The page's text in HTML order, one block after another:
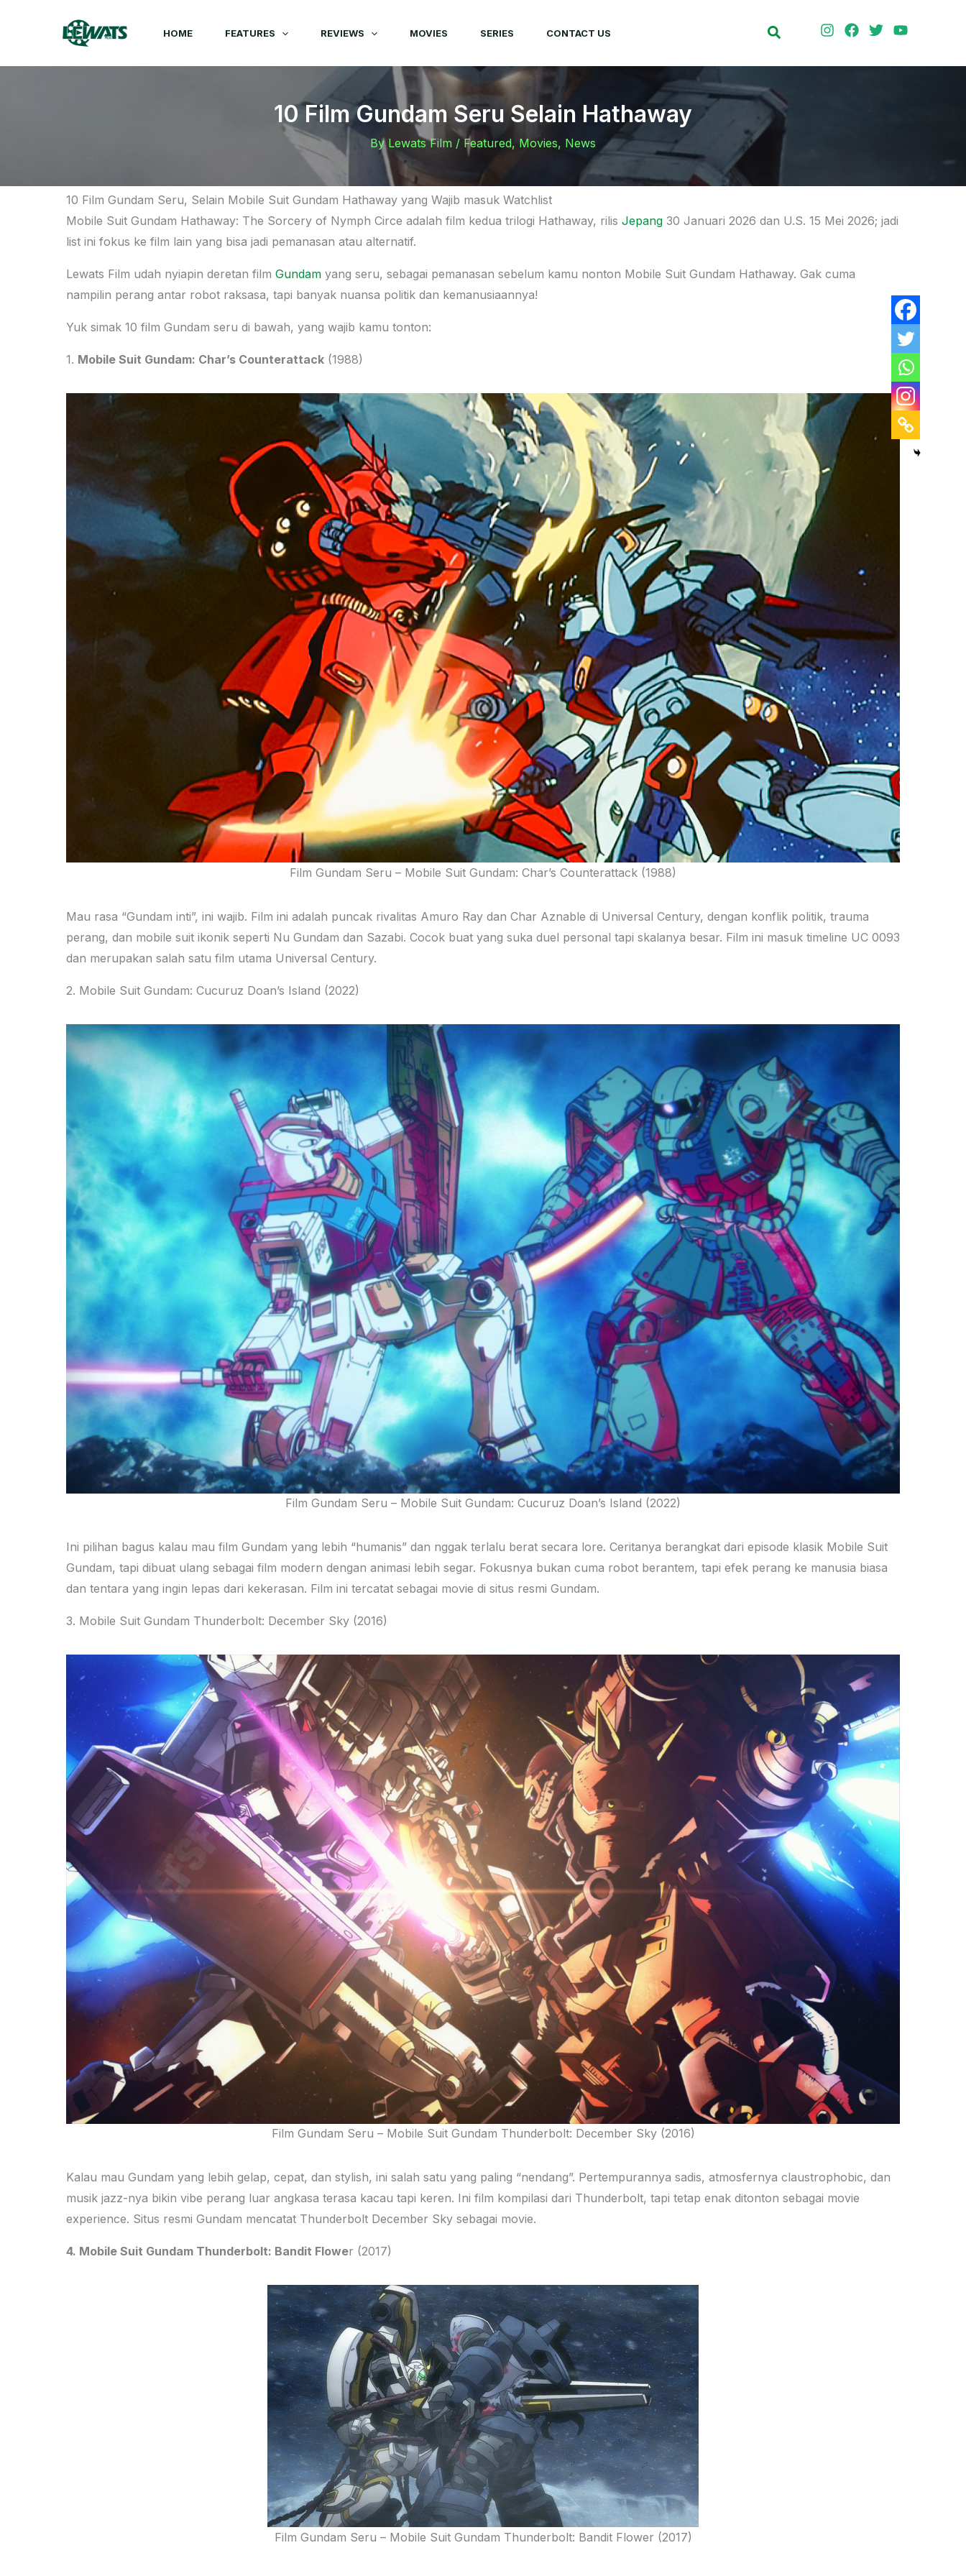
HOME FEATURES REVIEWS MOVIES SERIES CONTACT US Search
10 Film Gundam Seru Selain Hathaway
ByLewats Film / Featured, Movies, News
10 Film Gundam Seru, Selain Mobile Suit Gundam Hathaway yang Wajib masuk Watchlist
Mobile Suit Gundam Hathaway: The Sorcery of Nymph Circe adalah film kedua trilogi Hathaway, rilis Jepang 30 Januari 2026 dan U.S. 15 Mei 2026; jadi
list ini fokus ke film lain yang bisa jadi pemanasan atau alternatif.
Lewats Film udah nyiapin deretan film Gundam yang seru, sebagai pemanasan sebelum kamu nonton Mobile Suit Gundam Hathaway. Gak cuma
nampilin perang antar robot raksasa, tapi banyak nuansa politik dan kemanusiaannya!
Yuk simak 10 film Gundam seru di bawah, yang wajib kamu tonton:
1. Mobile Suit Gundam: Char’s Counterattack (1988)
Film Gundam Seru – Mobile Suit Gundam: Char’s Counterattack (1988)
Mau rasa “Gundam inti”, ini wajib. Film ini adalah puncak rivalitas Amuro Ray dan Char Aznable di Universal Century, dengan konflik politik, trauma
perang, dan mobile suit ikonik seperti Nu Gundam dan Sazabi. Cocok buat yang suka duel personal tapi skalanya besar. Film ini masuk timeline UC 0093
dan merupakan salah satu film utama Universal Century.
2. Mobile Suit Gundam: Cucuruz Doan’s Island (2022)
Film Gundam Seru – Mobile Suit Gundam: Cucuruz Doan’s Island (2022)
Ini pilihan bagus kalau mau film Gundam yang lebih “humanis” dan nggak terlalu berat secara lore. Ceritanya berangkat dari episode klasik Mobile Suit
Gundam, tapi dibuat ulang sebagai film modern dengan animasi lebih segar. Fokusnya bukan cuma robot berantem, tapi efek perang ke manusia biasa
dan tentara yang ingin lepas dari kekerasan. Film ini tercatat sebagai movie di situs resmi Gundam.
3. Mobile Suit Gundam Thunderbolt: December Sky (2016)
Film Gundam Seru – Mobile Suit Gundam Thunderbolt: December Sky (2016)
Kalau mau Gundam yang lebih gelap, cepat, dan stylish, ini salah satu yang paling “nendang”. Pertempurannya sadis, atmosfernya claustrophobic, dan
musik jazz-nya bikin vibe perang luar angkasa terasa kacau tapi keren. Ini film kompilasi dari Thunderbolt, tapi tetap enak ditonton sebagai movie
experience. Situs resmi Gundam mencatat Thunderbolt December Sky sebagai movie.
4. Mobile Suit Gundam Thunderbolt: Bandit Flower (2017)
Film Gundam Seru – Mobile Suit Gundam Thunderbolt: Bandit Flower (2017)